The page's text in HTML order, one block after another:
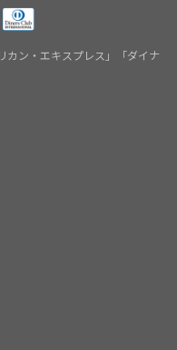
カン・エキスプレス」「ダイナ